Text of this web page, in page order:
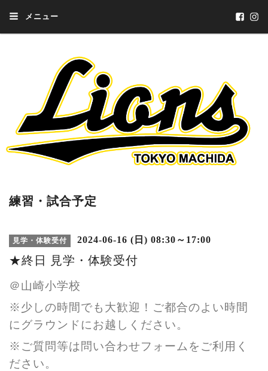
メニュー
練習・試合予定
見学・体験受付 2024-06-16 (日) 08:30～17:00
★終日 見学・体験受付
＠山崎小学校
※少しの時間でも大歓迎！ご都合のよい時間
にグラウンドにお越しください。
※ご質問等は問い合わせフォームをご利用く
ださい。